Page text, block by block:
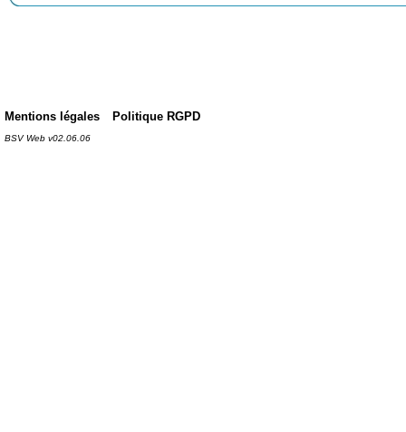
Mentions légales Politique RGPD
BSV Web v02.06.06